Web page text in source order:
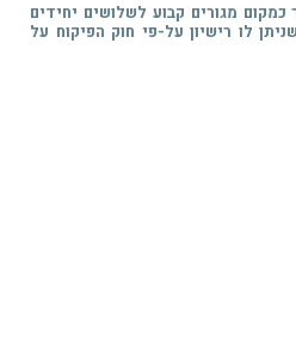
מגורים קבוע לשלושים יחידים
מעל 65 שנים, שניתן לו רישיון על-פי חוק הפיקוח על